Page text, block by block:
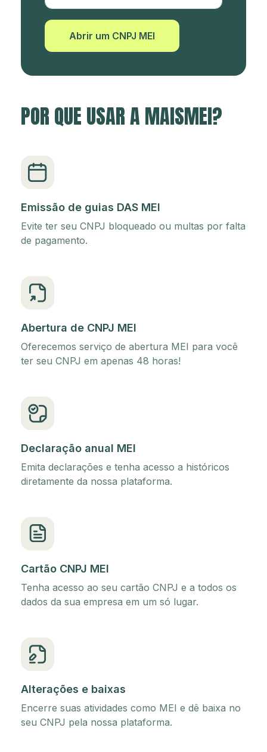
Abrir um CNPJ MEI
POR QUE USAR A MAISMEI?
Emissão de guias DAS MEI
Evite ter seu CNPJ bloqueado ou multas por falta
de pagamento.
Abertura de CNPJ MEI
Oferecemos serviço de abertura MEI para você
ter seu CNPJ em apenas 48 horas!
Declaração anual MEI
Emita declarações e tenha acesso a históricos
diretamente da nossa plataforma.
Cartão CNPJ MEI
Tenha acesso ao seu cartão CNPJ e a todos os
dados da sua empresa em um só lugar.
Alterações e baixas
Encerre suas atividades como MEI e dê baixa no
seu CNPJ pela nossa plataforma.